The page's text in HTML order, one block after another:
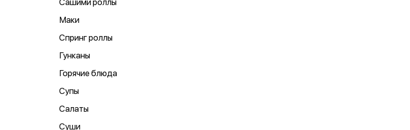
Сашими роллы
Маки
Спринг роллы
Гунканы
Горячие блюда
Супы
Салаты
Суши